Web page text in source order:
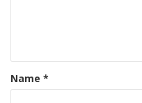
Name *